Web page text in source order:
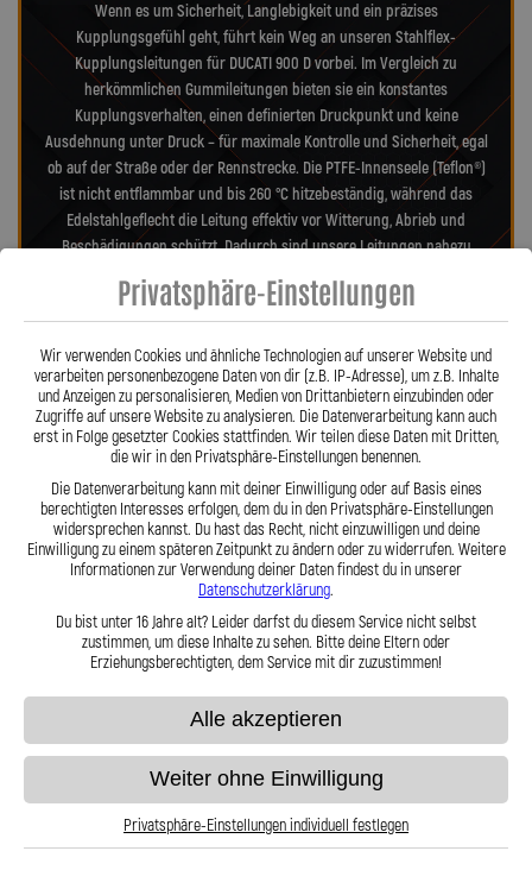
Stahlflex vs. Gummi
Fakten Stahlflex Gummi
Wenn es um Sicherheit, Langlebigkeit und ein präzises
Kupplungsgefühl geht, führt kein Weg an unseren Stahlflex-
Kupplungsleitungen für DUCATI 900 D vorbei. Im Vergleich zu
herkömmlichen Gummileitungen bieten sie ein konstantes
Kupplungsverhalten, einen definierten Druckpunkt und keine
Ausdehnung unter Druck – für maximale Kontrolle und Sicherheit, egal
ob auf der Straße oder der Rennstrecke. Die PTFE-Innenseele (Teflon®)
ist nicht entflammbar und bis 260 °C hitzebeständig, während das
Edelstahlgeflecht die Leitung effektiv vor Witterung, Abrieb und
Beschädigungen schützt. Dadurch sind unsere Leitungen nahezu
nach Jahren ihre Zuverlässigkeit und Präzision – ein echter Vorteil
gegenüber Gummileitungen. Unsere verdrehbaren, ausjustierbaren
Anschlüsse ermöglichen eine spannungsfreie, saubere Verlegung wie
Orig. – ein besonderes Merkmal aus der Entwicklung von Lothar
Spiegler. Jede Leitung wird millimetergenau gefertigt, geprüft und
exakt auf Ihr Motorrad abgestimmt – ob als Sonderanfertigung oder
anbaufertiges Stahlflex-Kit. Mit den Stahlflex-Kupplungsleitungen von
Lothar Spiegler Kfz-Leitungen GmbH setzen Sie auf deutsche
Handwerksqualität, über 35 Jahre Erfahrung und ein Produkt, das
Haltbarkeit, Präzision und Fahrgefühl auf höchstem Niveau vereint.
Hier zu unserem Video „Stahlflex vs. Gummi“
Privatsphäre-Einstellungen
Wir verwenden Cookies und ähnliche Technologien auf unserer Website und
verarbeiten personenbezogene Daten von dir (z.B. IP-Adresse), um z.B. Inhalte
und Anzeigen zu personalisieren, Medien von Drittanbietern einzubinden oder
Zugriffe auf unsere Website zu analysieren. Die Datenverarbeitung kann auch
erst in Folge gesetzter Cookies stattfinden. Wir teilen diese Daten mit Dritten,
die wir in den Privatsphäre-Einstellungen benennen.
Die Datenverarbeitung kann mit deiner Einwilligung oder auf Basis eines
berechtigten Interesses erfolgen, dem du in den Privatsphäre-Einstellungen
widersprechen kannst. Du hast das Recht, nicht einzuwilligen und deine
Einwilligung zu einem späteren Zeitpunkt zu ändern oder zu widerrufen. Weitere
Informationen zur Verwendung deiner Daten findest du in unserer
Datenschutzerklärung.
Du bist unter 16 Jahre alt? Leider darfst du diesem Service nicht selbst
zustimmen, um diese Inhalte zu sehen. Bitte deine Eltern oder
Erziehungsberechtigten, dem Service mit dir zuzustimmen!
Alle akzeptieren
Weiter ohne Einwilligung
Privatsphäre-Einstellungen individuell festlegen